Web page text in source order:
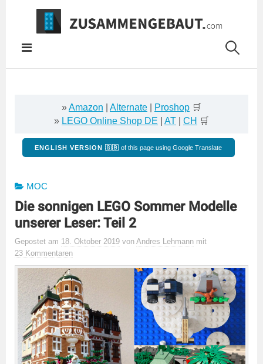
Springe
Inhalt
»Amazon Alternate Proshop 🛒
» LEGO Online Shop DE AT CH 🛒
ENGLISH VERSION 🇬🇧 of this page using Google Translate
MOC
Die sonnigen LEGO Sommer Modelle
unserer Leser: Teil 2
Gepostet am 18. Oktober 2019 von Andres Lehmann mit
23 Kommentaren